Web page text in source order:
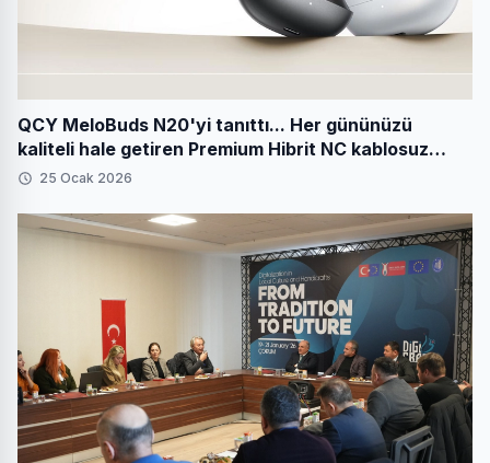
QCY MeloBuds N20'yi tanıttı... Her gününüzü
kaliteli hale getiren Premium Hibrit NC kablosuz
kulaklıklar
25 Ocak 2026